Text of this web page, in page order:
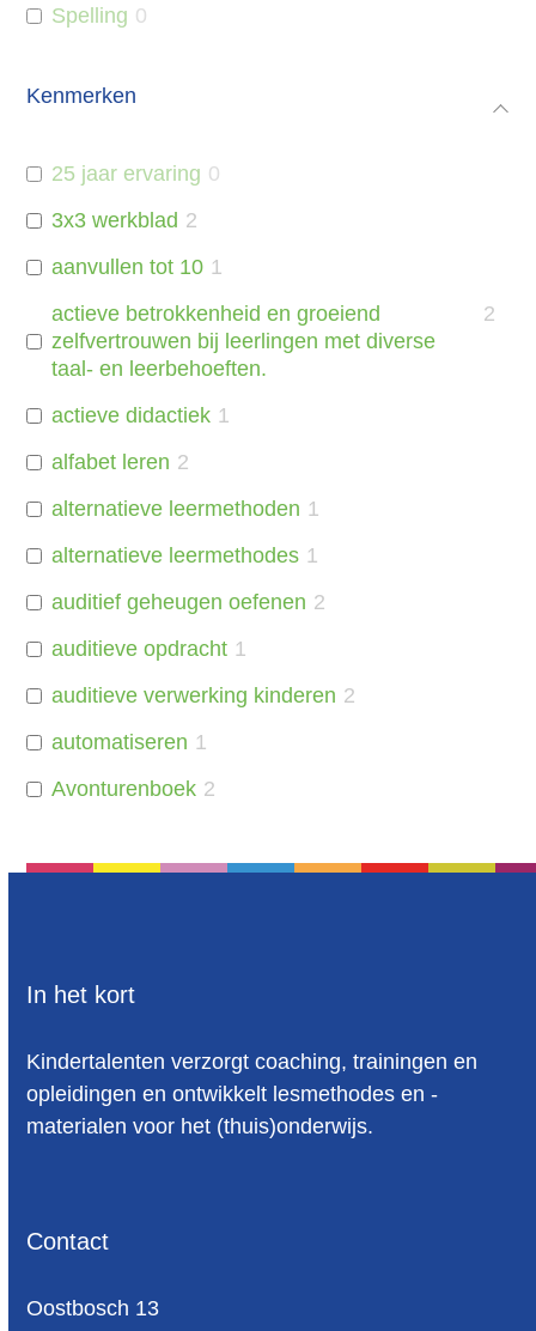
Spelling 0
Kenmerken
25 jaar ervaring 0
3x3 werkblad 2
aanvullen tot 10 1
actieve betrokkenheid en groeiend
zelfvertrouwen bij leerlingen met diverse
taal- en leerbehoeften.
2
actieve didactiek 1
alfabet leren 2
alternatieve leermethoden 1
alternatieve leermethodes 1
auditief geheugen oefenen 2
auditieve opdracht 1
auditieve verwerking kinderen 2
automatiseren 1
Avonturenboek 2
beelddenker 3
beelddenkers 6
begrijpend lezen oefenen
Begrijpend Lezen Werkbladen
In het kort
Kindertalenten verzorgt coaching, trainingen en
opleidingen en ontwikkelt lesmethodes en -
materialen voor het (thuis)onderwijs.
Contact
Oost­bosch 13